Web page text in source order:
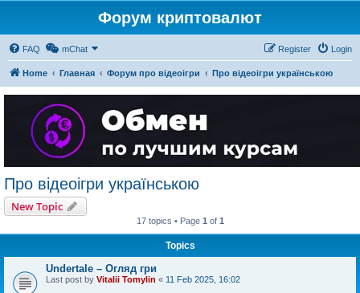
Форум криптовалют
FAQ mChat Login
Register
Home Главная Форум про відеоігри Про відеоігри українською
Про відеоігри українською
New Topic
17 topics • Page 1 of 1
Topics
Undertale – Огляд гри
Last post by Vitalii Tomylin « 11 Feb 2025, 16:02